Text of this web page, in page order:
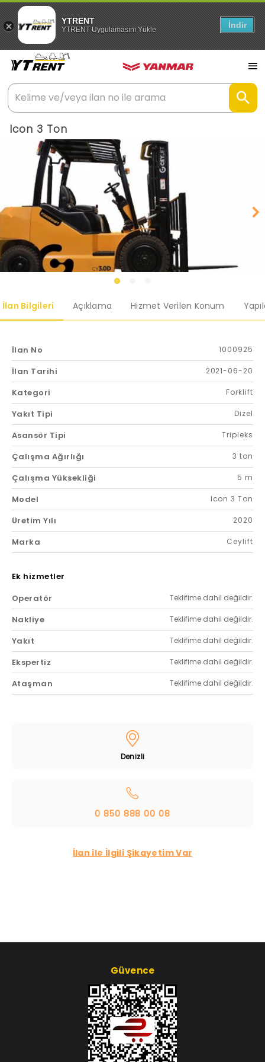
YTRENT
YTRENT Uygulamasını Yükle İndir
Icon 3 Ton
İlan Bilgileri Açıklama Hizmet Verilen Konum
İlan No 1000925
İlan Tarihi 2021-06-20
Kategori Forklift
Yakıt Tipi Dizel
Asansör Tipi Tripleks
Çalışma Ağırlığı 3 ton
Çalışma Yüksekliği 5 m
Model Icon 3 Ton
Üretim Yılı 2020
Marka Ceylift
Ek hizmetler
Operatör
Teklifime dahil değildir.
Nakliye Teklifime dahil değildir.
Yakıt Teklifime dahil değildir.
Ekspertiz Teklifime dahil değildir.
Ataşman Teklifime dahil değildir.
Denizli
0 850 888 00 08
İlan ile İlgili Şikayetim Var
Güvence